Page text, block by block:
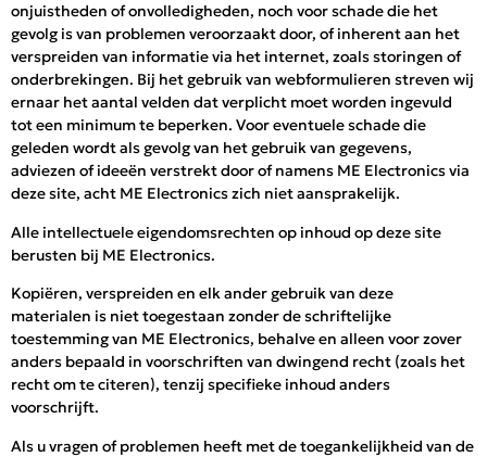
onjuistheden of onvolledigheden, noch voor schade die het
gevolg is van problemen veroorzaakt door, of inherent aan het
verspreiden van informatie via het internet, zoals storingen of
onderbrekingen. Bij het gebruik van webformulieren streven wij
ernaar het aantal velden dat verplicht moet worden ingevuld
tot een minimum te beperken. Voor eventuele schade die
geleden wordt als gevolg van het gebruik van gegevens,
adviezen of ideeën verstrekt door of namens ME Electronics via
deze site, acht ME Electronics zich niet aansprakelijk.
Alle intellectuele eigendomsrechten op inhoud op deze site
berusten bij ME Electronics.
Kopiëren, verspreiden en elk ander gebruik van deze
materialen is niet toegestaan zonder de schriftelijke
toestemming van ME Electronics, behalve en alleen voor zover
anders bepaald in voorschriften van dwingend recht (zoals het
recht om te citeren), tenzij specifieke inhoud anders
voorschrijft.
Als u vragen of problemen heeft met de toegankelijkheid van de